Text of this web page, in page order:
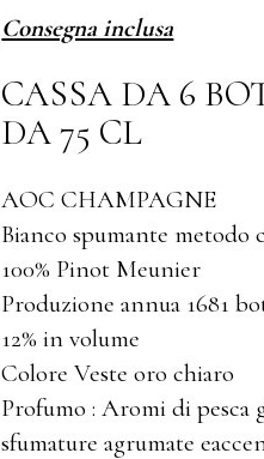
Consegna inclusa
CASSA DA 6
DA 75 CL
AOC CHAMPAGNE
Bianco spumante metodo
100% Pinot Meunier
Produzione annua 1681
12% in volume
Colore Veste oro chiaro
Profumo : Aromi di pesca
sfumature agrumate